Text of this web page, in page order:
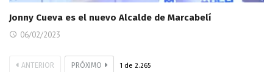
Jonny Cueva es el nuevo Alcalde de Marcabelí
06/02/2023
ANTERIOR PRÓXIMO 1 de 2.265